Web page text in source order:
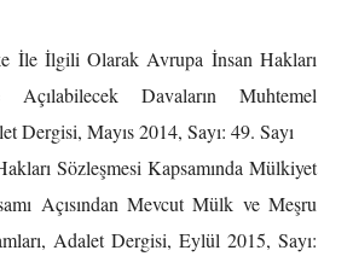
İle İlgili Olarak Avrupa İnsan Hakları
Açılabilecek Davaların Muhtemel
Dergisi, Mayıs 2014, Sayı: 49. Sayı
Sözleşmesi Kapsamında Mülkiyet
Açısından Mevcut Mülk ve Meşru
Adalet Dergisi, Eylül 2015, Sayı: